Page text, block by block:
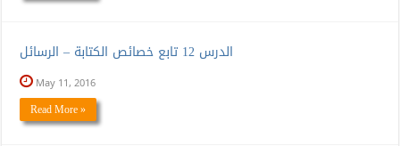
الدرس 12 تابع خصائص الكتابة – الرسائل
May 11, 2016
Read More »